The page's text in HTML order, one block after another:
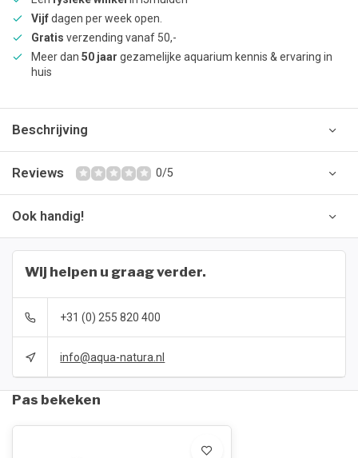
Vijfdagen per week open.
Gratis verzending vanaf 50,-
Meer dan 50 jaar gezamelijke aquarium kennis & ervaring in
huis
Beschrijving
Reviews 0/5
Ook handig!
Wij helpen u graag verder.
+31 (0) 255 820 400
info@aqua-natura.nl
Pas bekeken